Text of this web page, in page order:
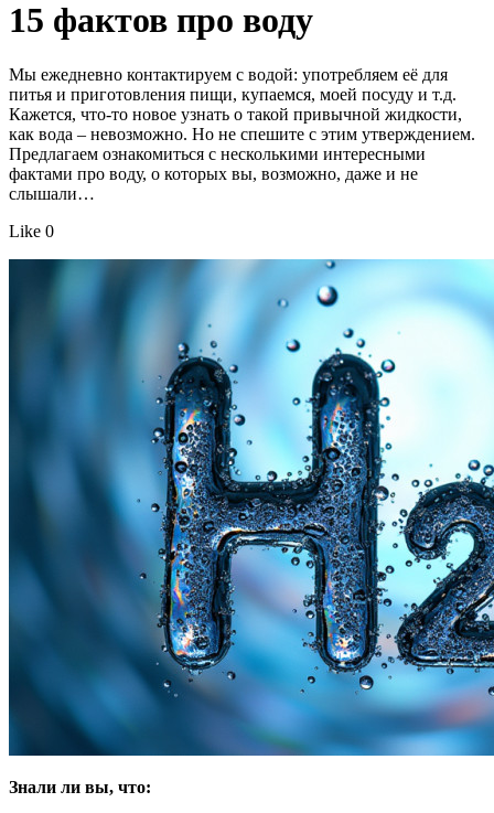
15 фактов про воду
Мы ежедневно контактируем с водой: употребляем её для
питья и приготовления пищи, купаемся, моей посуду и т.д.
Кажется, что-то новое узнать о такой привычной жидкости,
как вода – невозможно. Но не спешите с этим утверждением.
Предлагаем ознакомиться с несколькими интересными
фактами про воду, о которых вы, возможно, даже и не
слышали…
Like 0
Знали ли вы, что: